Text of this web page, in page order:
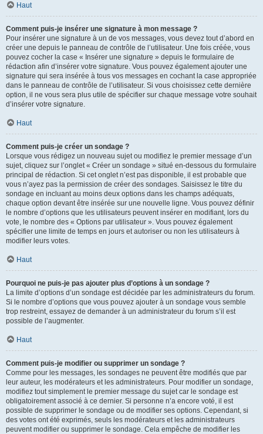
Haut
Comment puis-je insérer une signature à mon message ?
Pour insérer une signature à un de vos messages, vous devez tout d’abord en
créer une depuis le panneau de contrôle de l’utilisateur. Une fois créée, vous
pouvez cocher la case « Insérer une signature » depuis le formulaire de
rédaction afin d’insérer votre signature. Vous pouvez également ajouter une
signature qui sera insérée à tous vos messages en cochant la case appropriée
dans le panneau de contrôle de l’utilisateur. Si vous choisissez cette dernière
option, il ne vous sera plus utile de spécifier sur chaque message votre souhait
d’insérer votre signature.
Haut
Comment puis-je créer un sondage ?
Lorsque vous rédigez un nouveau sujet ou modifiez le premier message d’un
sujet, cliquez sur l’onglet « Créer un sondage » situé en-dessous du formulaire
principal de rédaction. Si cet onglet n’est pas disponible, il est probable que
vous n’ayez pas la permission de créer des sondages. Saisissez le titre du
sondage en incluant au moins deux options dans les champs adéquats,
chaque option devant être insérée sur une nouvelle ligne. Vous pouvez définir
le nombre d’options que les utilisateurs peuvent insérer en modifiant, lors du
vote, le nombre des « Options par utilisateur ». Vous pouvez également
spécifier une limite de temps en jours et autoriser ou non les utilisateurs à
modifier leurs votes.
Haut
Pourquoi ne puis-je pas ajouter plus d’options à un sondage ?
La limite d’options d’un sondage est décidée par les administrateurs du forum.
Si le nombre d’options que vous pouvez ajouter à un sondage vous semble
trop restreint, essayez de demander à un administrateur du forum s’il est
possible de l’augmenter.
Haut
Comment puis-je modifier ou supprimer un sondage ?
Comme pour les messages, les sondages ne peuvent être modifiés que par
leur auteur, les modérateurs et les administrateurs. Pour modifier un sondage,
modifiez tout simplement le premier message du sujet car le sondage est
obligatoirement associé à ce dernier. Si personne n’a encore voté, il est
possible de supprimer le sondage ou de modifier ses options. Cependant, si
des votes ont été exprimés, seuls les modérateurs et les administrateurs
peuvent modifier ou supprimer le sondage. Cela empêche de modifier les